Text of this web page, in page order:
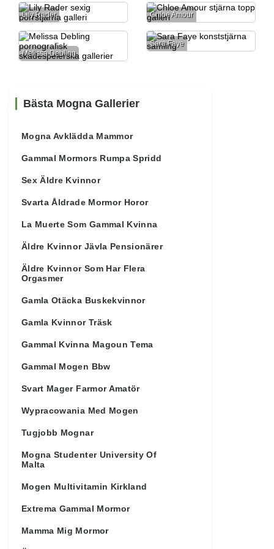
Lily Rader Chloe Amour
Melissa Debling
Sara Faye
Bästa Mogna Gallerier
Mogna Avklädda Mammor
Gammal Mormors Rumpa Spridd
Sex Äldre Kvinnor
Svarta Åldrade Mormor Horor
La Muerte Som Gammal Kvinna
Äldre Kvinnor Jävla Pensionärer
Äldre Kvinnor Som Har Flera
Orgasmer
Gamla Otäcka Buskekvinnor
Gamla Kvinnor Träsk
Gammal Kvinna Magoun Tema
Gammal Mogen Bbw
Svart Mager Farmor Amatör
Wypracowania Med Mogen
Tugjobb Mognar
Mogna Studenter University Of
Malta
Mogen Multivitamin Kirkland
Extrema Gammal Mormor
Mamma Mig Mormor